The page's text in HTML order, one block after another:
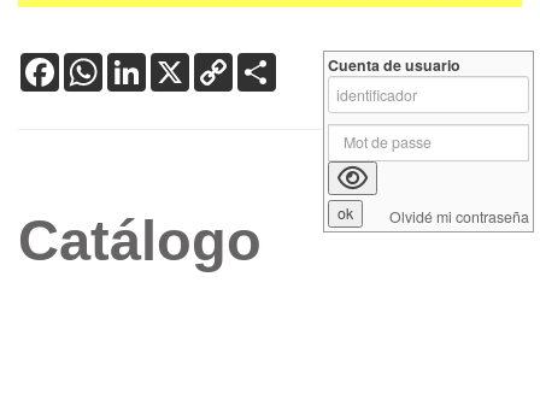
FacebookWhatsApp
LinkedIn
X Copy
Link
Catálogo
Cuenta de usuario
Olvidé mi contraseña